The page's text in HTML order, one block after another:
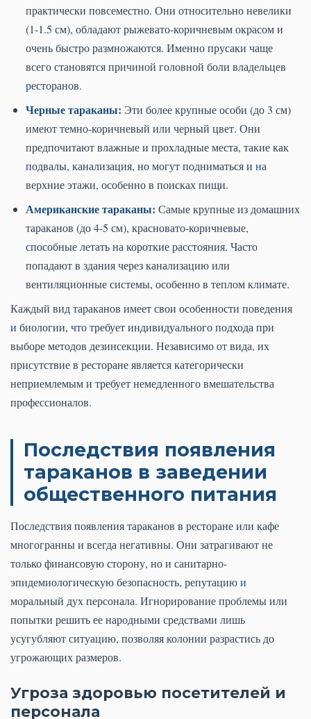
практически повсеместно. Они относительно невелики
(1-1.5 см), обладают рыжевато-коричневым окрасом и
очень быстро размножаются. Именно прусаки чаще
всего становятся причиной головной боли владельцев
ресторанов.
Черные тараканы: Эти более крупные особи (до 3 см)
имеют темно-коричневый или черный цвет. Они
предпочитают влажные и прохладные места, такие как
подвалы, канализация, но могут подниматься и на
верхние этажи, особенно в поисках пищи.
Американские тараканы: Самые крупные из домашних
тараканов (до 4-5 см), красновато-коричневые,
способные летать на короткие расстояния. Часто
попадают в здания через канализацию или
вентиляционные системы, особенно в теплом климате.
Каждый вид тараканов имеет свои особенности поведения
и биологии, что требует индивидуального подхода при
выборе методов дезинсекции. Независимо от вида, их
присутствие в ресторане является категорически
неприемлемым и требует немедленного вмешательства
профессионалов.
Последствия появления
тараканов в заведении
общественного питания
Последствия появления тараканов в ресторане или кафе
многогранны и всегда негативны. Они затрагивают не
только финансовую сторону, но и санитарно-
эпидемиологическую безопасность, репутацию и
моральный дух персонала. Игнорирование проблемы или
попытки решить ее народными средствами лишь
усугубляют ситуацию, позволяя колонии разрастись до
угрожающих размеров.
Угроза здоровью посетителей и
персонала